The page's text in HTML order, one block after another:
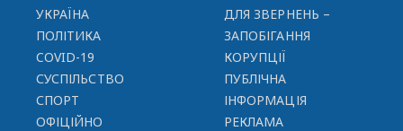
УКРАЇНА
ПОЛІТИКА
COVID-19
СУСПІЛЬСТВО
СПОРТ
ОФІЦІЙНО
ДЛЯ ЗВЕРНЕНЬ –
ЗАПОБІГАННЯ
КОРУПЦІЇ
ПУБЛІЧНА
ІНФОРМАЦІЯ
РЕКЛАМА